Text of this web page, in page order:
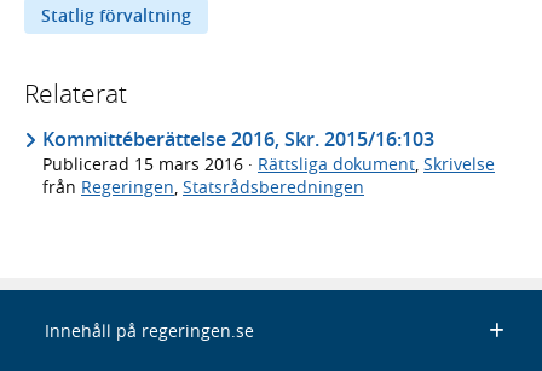
Statlig förvaltning
Relaterat
Kommittéberättelse 2016, Skr. 2015/16:103
Publicerad 15 mars 2016 · Rättsliga dokument, Skrivelse
från Regeringen, Statsrådsberedningen
Innehåll på regeringen.se